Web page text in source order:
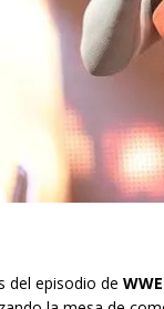
del episodio de